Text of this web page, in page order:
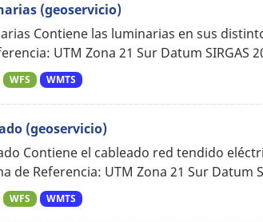
(geoservicio)
Contiene las luminarias en sus
UTM Zona 21 Sur Datum SIRGAS
WFS WMTS
(geoservicio)
Contiene el cableado red tendido
de Referencia: UTM Zona 21 Sur Datum
WFS WMTS